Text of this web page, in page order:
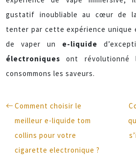
gustatif inoubliable au cœur de la
tenter par cette expérience unique
de vaper un e-liquide
électroniquesont
consommons les saveurs.
Comment choisir le
meilleur e-liquide tom
collins pour votre
cigarette electronique ?